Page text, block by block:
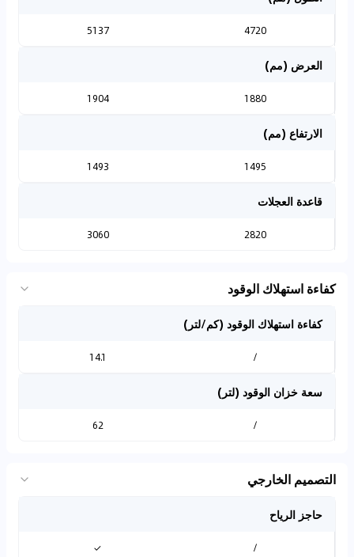
4720
5137
العرض (مم)
1880
1904
الارتفاع (مم)
1495
1493
قاعدة العجلات
2820
3060
كفاءة استهلاك الوقود
كفاءة استهلاك الوقود (كم/لتر)
/
14.1
سعة خزان الوقود (لتر)
/
62
التصميم الخارجي
حاجز الرياح
/
✓